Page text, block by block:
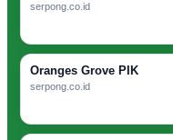
serpong.co.id
Oranges Grove PIK
serpong.co.id